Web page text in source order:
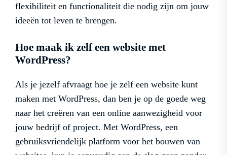
flexibiliteit en functionaliteit die nodig zijn om jouw
ideeën tot leven te brengen.
Hoe maak ik zelf een website met
WordPress?
Als je jezelf afvraagt hoe je zelf een website kunt
maken met WordPress, dan ben je op de goede weg
naar het creëren van een online aanwezigheid voor
jouw bedrijf of project. Met WordPress, een
gebruiksvriendelijk platform voor het bouwen van